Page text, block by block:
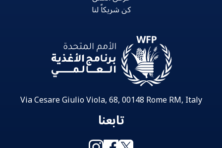
كن شريكاً لنا
Via Cesare Giulio Viola, 68, 00148 Rome RM, Italy
تابعنا